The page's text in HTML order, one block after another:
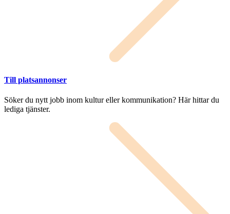
Till platsannonser
Söker du nytt jobb inom kultur eller kommunikation? Här hittar du
lediga tjänster.